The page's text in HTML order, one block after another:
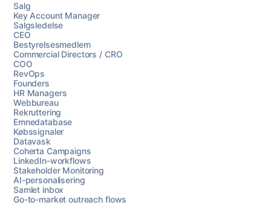
Salg
Key Account Manager
Salgsledelse
CEO
Bestyrelsesmedlem
Commercial Directors / CRO
COO
RevOps
Founders
HR Managers
Webbureau
Rekruttering
Emnedatabase
Købssignaler
Datavask
Coherta Campaigns
LinkedIn-workflows
Stakeholder Monitoring
AI-personalisering
Samlet inbox
Go-to-market outreach flows